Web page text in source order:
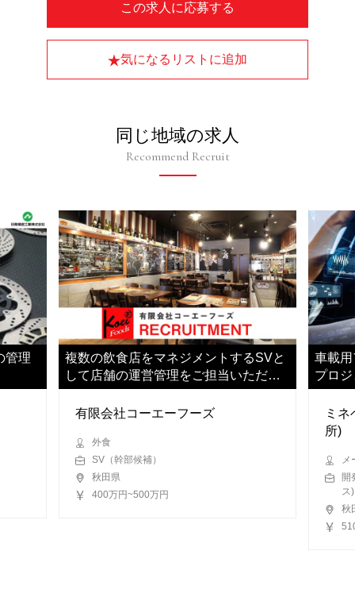
この求人に応募する
気になるリストに追加
同じ地域の求人
Recommend Recruit
管理
複数の飲食店をマネジメントするSVと
して店舗の運営管理をご担当いただき
ます
有限会社コーエーフーズ
外食
SV（幹部候補）
秋田県
400万円~500万円
車載
プロ
躍い
ミ
所)
メ
開
ス)
秋